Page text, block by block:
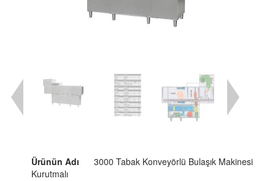
Ürünün Adı
3000 Tabak Konveyörlü Bulaşık Makinesi
Kurutmalı